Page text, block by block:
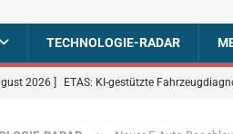
TECHNOLOGIE-RADAR
2026 ] ETAS: KI-gestützte